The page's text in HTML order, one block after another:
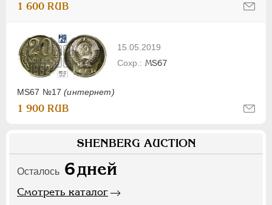
1 600 RUB
15.05.2019
MS67 №17(интернет)
MS67
1 900 RUB
SHENBERG AUCTION
Осталось 6дней
Смотреть каталог